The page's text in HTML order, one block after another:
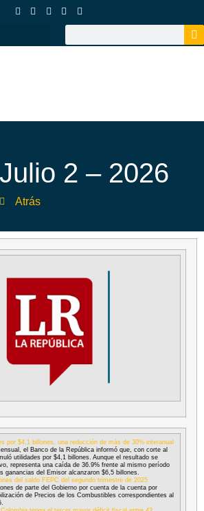
Julio 2 – 2026
Atrás
por $4,1 billones, una reducción de más de 30% interanual
el Banco de la República informó que, con corte al
utilidades por $4,1 billones. Aunque el resultado se
representa una caída de 36.9% frente al mismo período
ganancias del Emisor alcanzaron $6,5 billones.
del saldo FEPC del segundo trimestre de 2025
de parte del Gobierno por cuenta de la cuenta por
de Precios de los Combustibles correspondientes al